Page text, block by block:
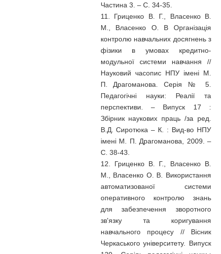
Частина 3. – С. 34-35.
11. Гриценко В. Г., Власенко В.
М., Власенко О. В Організація
контролю навчальних досягнень з
фізики в умовах кредитно-
модульної системи навчання //
Науковий часопис НПУ імені М.
П. Драгоманова. Серія № 5.
Педагогічні науки: Реалії та
перспективи. – Випуск 17 :
Збірник наукових праць /за ред.
В.Д. Сиротюка – К. : Вид-во НПУ
імені М. П. Драгоманова, 2009. –
С. 38-43.
12. Гриценко В. Г., Власенко В.
М., Власенко О. В. Використання
автоматизованої системи
оперативного контролю знань
для забезпечення зворотного
зв'язку та коригування
навчального процесу // Вісник
Черкаського університету. Випуск